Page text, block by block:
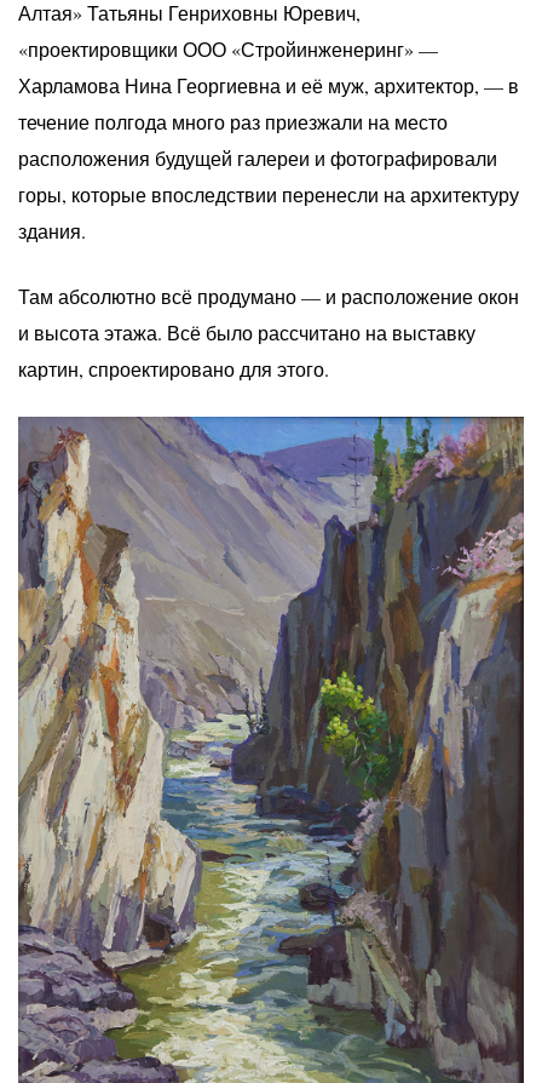
Алтая» Татьяны Генриховны Юревич,
«проектировщики ООО «Стройинженеринг» —
Харламова Нина Георгиевна и её муж, архитектор, — в
течение полгода много раз приезжали на место
расположения будущей галереи и фотографировали
горы, которые впоследствии перенесли на архитектуру
здания.
Там абсолютно всё продумано — и расположение окон
и высота этажа. Всё было рассчитано на выставку
картин, спроектировано для этого.